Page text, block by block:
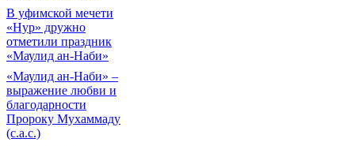
В уфимской мечети
«Нур» дружно
отметили праздник
«Маулид ан-Наби»
«Маулид ан-Наби» –
выражение любви и
благодарности
Пророку Мухаммаду
(с.а.с.)